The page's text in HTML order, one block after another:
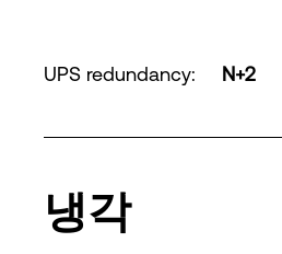
UPS redundancy: N+2
냉각